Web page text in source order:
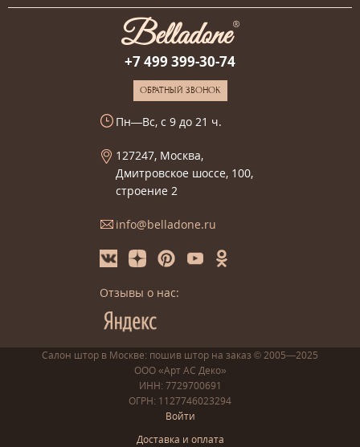
+7 499 399-30-74
ОБРАТНЫЙ ЗВОНОК
Пн—Вс, с 9 до 21 ч.
127247, Москва,
Дмитровское шоссе, 100,
строение 2
info@belladone.ru
Отзывы о нас:
Салон штор в Москве: пошив штор на заказ © 2005—2025
ООО «Арт АС Деко»
ИНН: 7729700691
ОГРН: 1127746023294
Войти
Доставка и оплата